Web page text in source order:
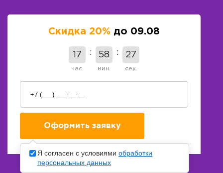
Скидка 20% до 09.08
17
час.
58
мин.
26
сек.
Я согласен с условиями обработки
персональных данных